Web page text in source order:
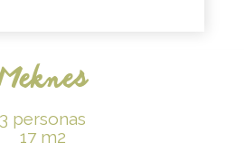
3 personas
17 m2